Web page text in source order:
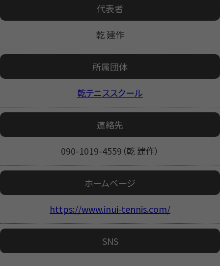
代表者
乾 建作
所属団体
乾テニススクール
連絡先
090-1019-4559（乾 建作）
ホームページ
https://www.inui-tennis.com/
SNS